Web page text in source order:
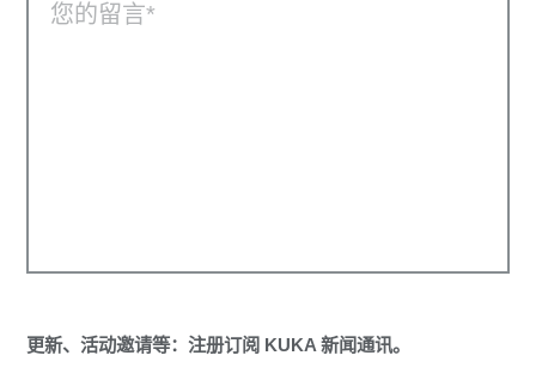
您的留言
更新、活动邀请等：注册订阅 KUKA 新闻通讯。